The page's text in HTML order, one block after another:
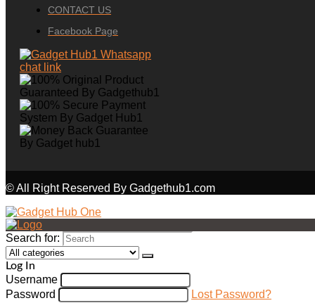
CONTACT US
Facebook Page
© All Right Reserved By Gadgethub1.com
Search for:
Log In
Username
Password
Lost Password?